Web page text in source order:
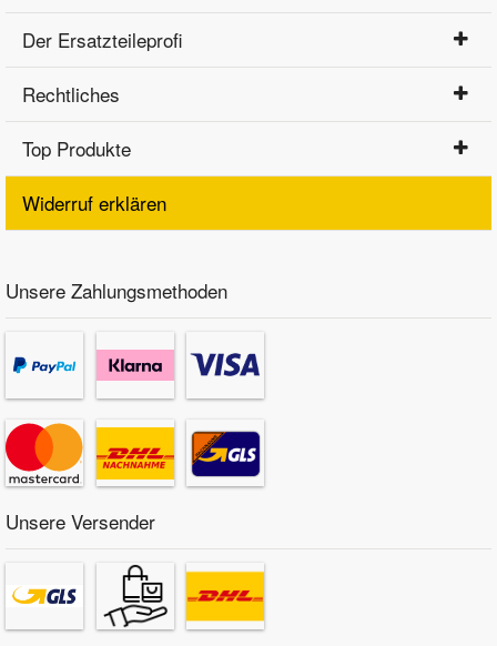
Der Ersatzteileprofi
Rechtliches
Top Produkte
Widerruf erklären
Unsere Zahlungsmethoden
Unsere Versender